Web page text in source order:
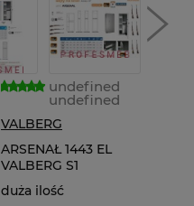
undefined
undefined
VALBERG
ARSENAŁ 1443 EL
VALBERG S1
duża ilość